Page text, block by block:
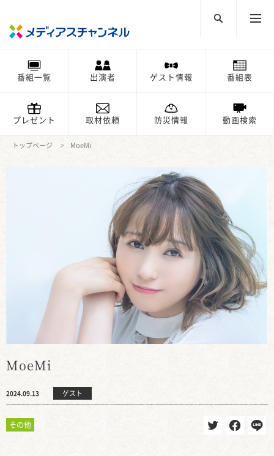
番組一覧 出演者 ゲスト情報 番組表
プレゼント 取材依頼 防災情報 動画検索
トップページ MoeMi
MoeMi
2024.09.13 ゲスト
その他